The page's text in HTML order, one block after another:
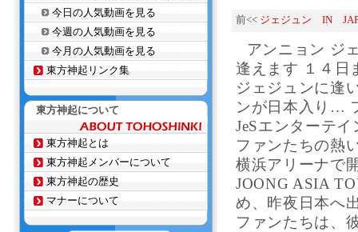
前<< ジェジュン IN
アンニョン
逢えます １４
ジェジュンに逢
ンが日本入り…
JeSエンターテ
ファンたちの熱
横浜アリーナで
JOONG ASIA
め、昨夜日本へ
ファンたちは、
今日の人気動画を見る
今週の人気動画を見る
今月の人気動画を見る
東方神起リンク集
東方神起について
東方神起とは
東方神起メンバーについて
東方神起の歴史
マナーについて